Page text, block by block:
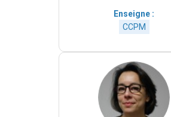
Enseigne :
CCPM